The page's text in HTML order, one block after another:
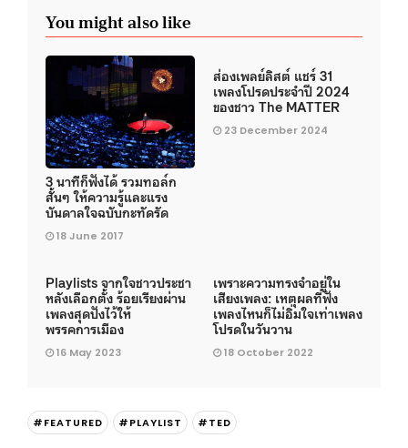
You might also like
3 นาทีก็ฟังได้ รวมทอล์ก
สั้นๆ ให้ความรู้และแรง
บันดาลใจฉบับกะทัดรัด
18 June 2017
ส่องเพลย์ลิสต์ แชร์ 31
เพลงโปรดประจำปี 2024
ของชาว The MATTER
23 December 2024
Playlists จากใจชาวประชา
หลังเลือกตั้ง ร้อยเรียงผ่าน
เพลงสุดปังไว้ให้
พรรคการเมือง
16 May 2023
เพราะความทรงจําอยู่ใน
เสียงเพลง: เหตุผลที่ฟัง
เพลงไหนก็ไม่อิ่มใจเท่าเพลง
โปรดในวันวาน
18 October 2022
#FEATURED #PLAYLIST #TED